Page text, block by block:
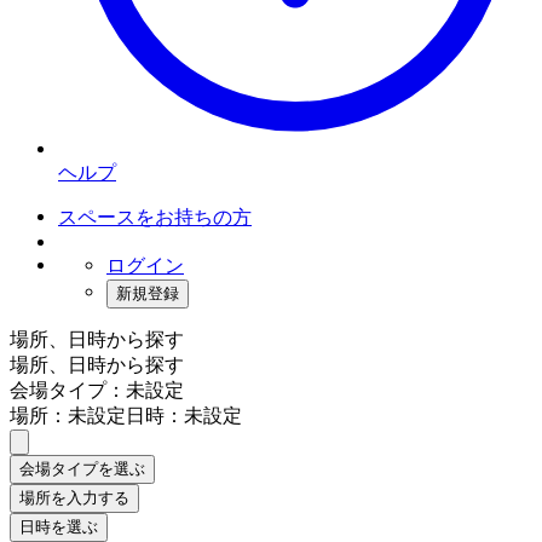
ヘルプ
スペースをお持ちの方
ログイン
新規登録
場所、日時から探す
場所、日時から探す
会場タイプ：未設定
場所：未設定日時：未設定
会場タイプを選ぶ
場所を入力する
日時を選ぶ